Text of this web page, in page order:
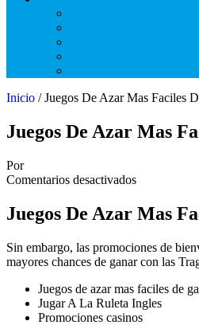
Inicio / Juegos De Azar Mas Faciles
Juegos De Azar Mas
Por
Comentarios desactivados
Juegos De Azar Mas
Sin embargo, las promociones de
mayores chances de ganar con las
Juegos de azar mas faciles de
Jugar A La Ruleta Ingles
Promociones casinos